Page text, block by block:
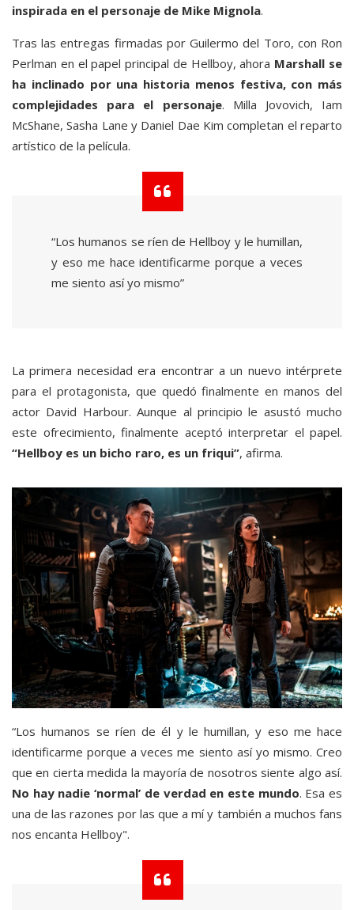
inspirada en el personaje de Mike Mignola.
Tras las entregas firmadas por Guilermo del Toro, con Ron
Perlman en el papel principal de Hellboy, ahora Marshall se
ha inclinado por una historia menos festiva, con más
complejidades para el personaje. Milla Jovovich, Iam
McShane, Sasha Lane y Daniel Dae Kim completan el reparto
artístico de la película.
“Los humanos se ríen de Hellboy y le humillan,
y eso me hace identificarme porque a veces
me siento así yo mismo”
La primera necesidad era encontrar a un nuevo intérprete
para el protagonista, que quedó finalmente en manos del
actor David Harbour. Aunque al principio le asustó mucho
este ofrecimiento, finalmente aceptó interpretar el papel.
“Hellboy es un bicho raro, es un friqui”, afirma.
“Los humanos se ríen de él y le humillan, y eso me hace
identificarme porque a veces me siento así yo mismo. Creo
que en cierta medida la mayoría de nosotros siente algo así.
No hay nadie ‘normal’ de verdad en este mundo. Esa es
una de las razones por las que a mí y también a muchos fans
nos encanta Hellboy".